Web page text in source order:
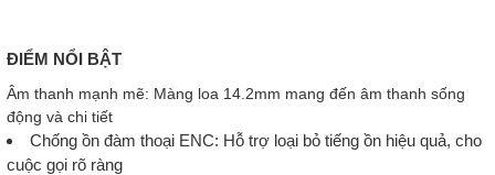
ĐIỂM NỔI BẬT
Âm thanh mạnh mẽ: Màng loa 14.2mm mang đến âm thanh sống
động và chi tiết
Chống ồn đàm thoại ENC: Hỗ trợ loại bỏ tiếng ồn hiệu quả, cho
cuộc gọi rõ ràng